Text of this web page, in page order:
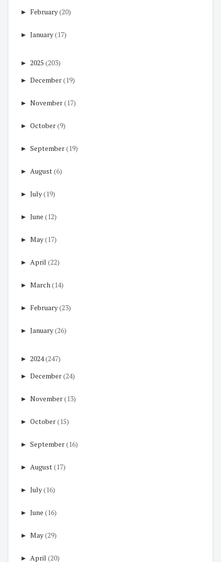
► February(20)
► January(17)
► 2025 (203)
► December(19)
► November(17)
► October(9)
► September(19)
► August(6)
► July(19)
► June (12)
► May(17)
► April (22)
► March(14)
► February(23)
► January(26)
► 2024(247)
► December(24)
► November(13)
► October(15)
► September(16)
► August(17)
► July(16)
► June (16)
► May(29)
► April (20)